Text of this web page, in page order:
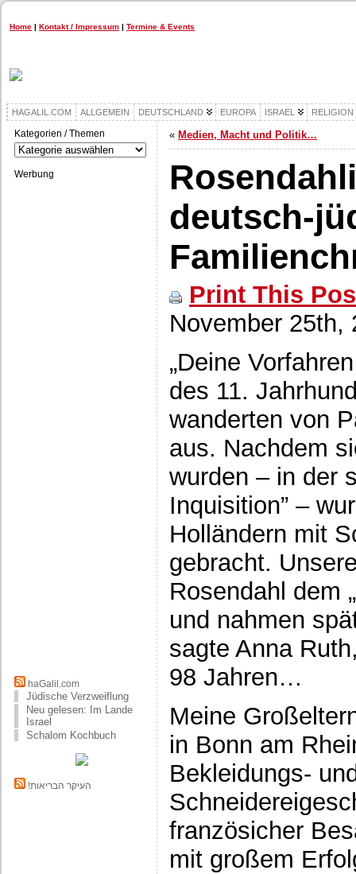
Home | Kontakt / Impressum | Termine & Events
HAGALIL.COM ALLGEMEIN DEUTSCHLAND EUROPA ISRAEL RELIGION
Kategorien / Themen
Kategorien
/
Themen
Werbung
haGalil.com
Jüdische Verzweiflung
Neu gelesen: Im Lande
Israel
Schalom Kochbuch
!העיקר הבריאות
« Medien, Macht und Politik…
deutsch-
Print This
November 25th,
„Deine
des 11.
wanderten von
aus. Nachdem
wurden – in der
Inquisition” –
Holländern mit
gebracht.
Rosendahl dem
und nahmen
sagte Anna
98 Jahren…
Meine
in Bonn am
Bekleidungs-
französicher
mit großem